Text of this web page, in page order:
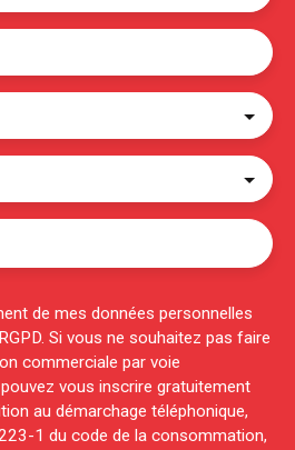
de mes données personnelles
Si vous ne souhaitez pas faire
commerciale par voie
vous inscrire gratuitement
au démarchage téléphonique,
1 du code de la consommation,